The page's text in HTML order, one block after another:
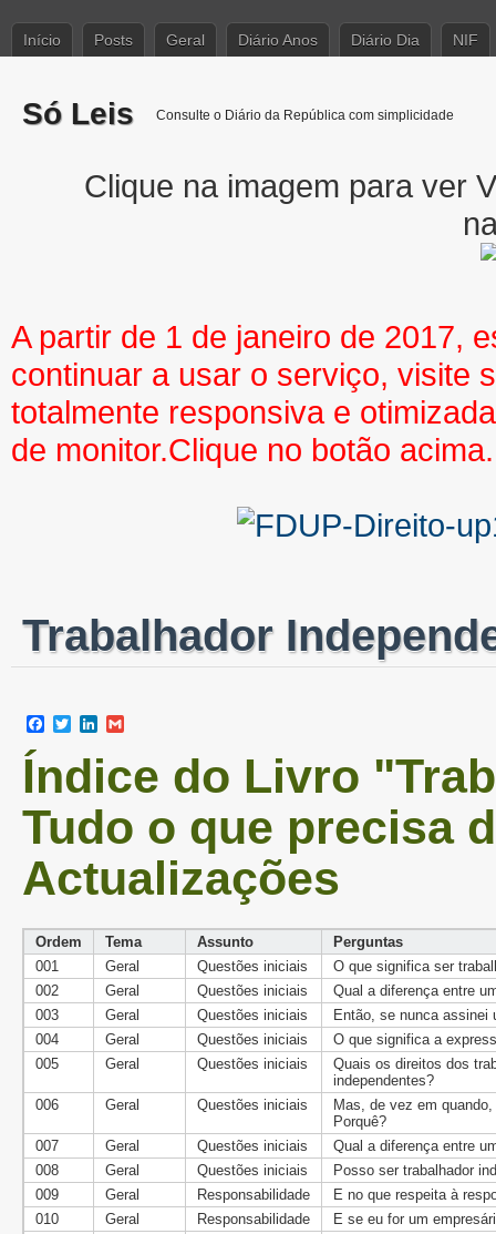
Início Posts Geral Diário Anos Diário Dia NIF
Só Leis Consulte o Diário da República com simplicidade
Clique na imagem para ver
A partir de 1 de janeiro de 2017,
continuar a usar o serviço, visite
totalmente responsiva e
de monitor.Clique no botão acima.
Trabalhador
Facebook
TwitterLinkedIn
Índice do Livro
Tudo o que precisa
Actualizações
Ordem Tema Assunto
Perguntas
001
Geral Questões iniciais
O que significa ser
002
Geral Questões iniciais
Qual a diferença entre
003
Geral Questões iniciais
Então, se nunca assinei
004
Geral Questões iniciais
O que significa a
005
Geral Questões iniciais
Quais os direitos dos
independentes?
006
Geral Questões iniciais
Mas, de vez em
Porquê?
007
Geral Questões iniciais
Qual a diferença entre
008
Geral Questões iniciais
Posso ser trabalhador
009
Geral Responsabilidade
E no que respeita à
010
Geral Responsabilidade
E se eu for um